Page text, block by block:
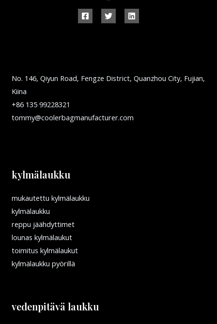
No. 146, Qiyun Road, Fengze District, Quanzhou City, Fujian,
Kiina
+86 135 99228321
tommy@coolerbagmanufacturer.com
kylmälaukku
mukautettu kylmälaukku
kylmälaukku
reppu jäähdyttimet
lounas kylmälaukut
toimitus kylmälaukut
kylmälaukku pyörillä
vedenpitävä laukku